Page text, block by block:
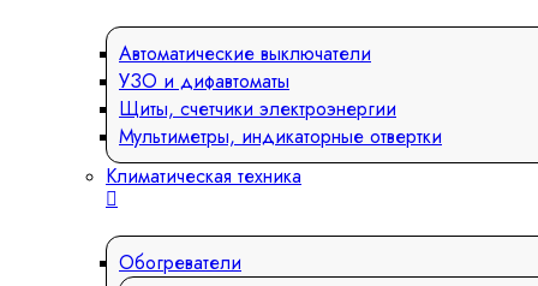
Автоматические выключатели
УЗО и дифавтоматы
Щиты, счетчики электроэнергии
Мультиметры, индикаторные отвертки
Климатическая техника
Обогреватели